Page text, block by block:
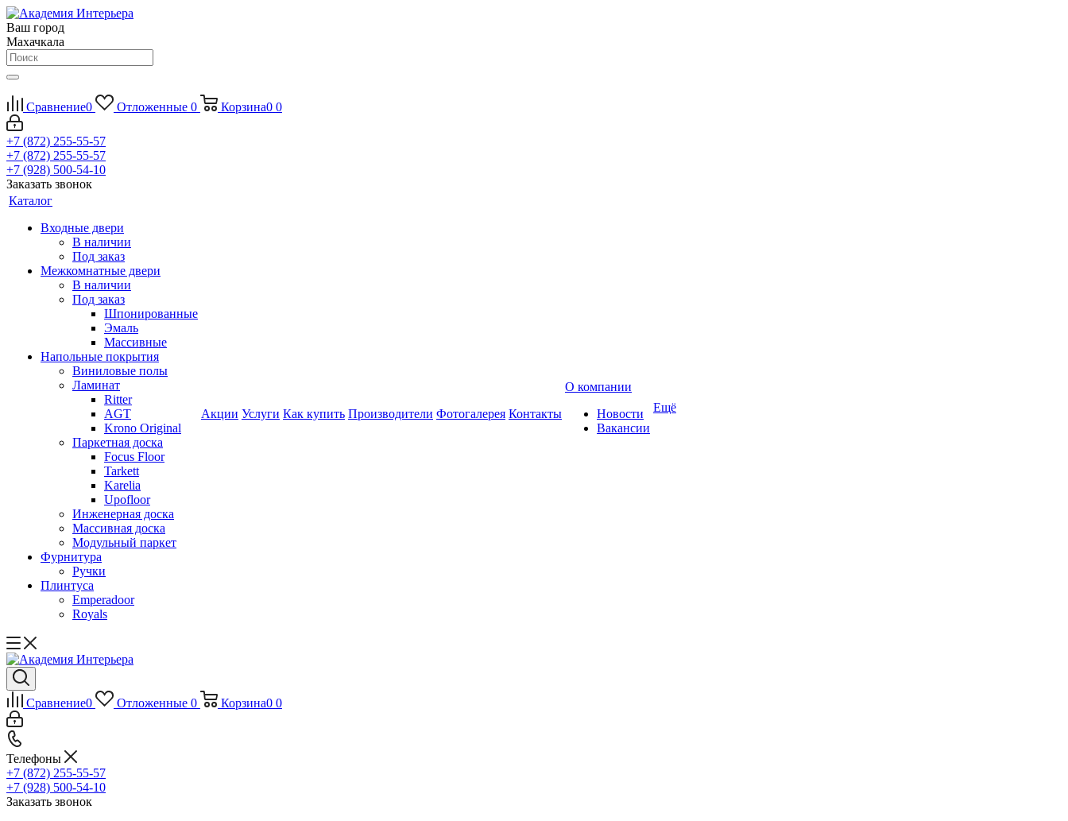
Ваш город
Махачкала
Сравнение0 Отложенные 0 Корзина0 0
+7 (872) 255-55-57
+7 (872) 255-55-57
+7 (928) 500-54-10
Заказать звонок
Каталог
Входные двери
В наличии
Под заказ
Межкомнатные двери
В наличии
Под заказ
Шпонированные
Эмаль
Массивные
Напольные покрытия
Виниловые полы
Ламинат
Ritter
AGT
Krono Original
Паркетная доска
Focus Floor
Tarkett
Karelia
Upofloor
Инженерная доска
Массивная доска
Модульный паркет
Фурнитура
Ручки
Плинтуса
Emperadoor
Royals
Акции Услуги Как купить Производители Фотогалерея Контакты
О компании
Новости
Вакансии
Ещё
Сравнение0 Отложенные 0 Корзина0 0
Телефоны
+7 (872) 255-55-57
+7 (928) 500-54-10
Заказать звонок